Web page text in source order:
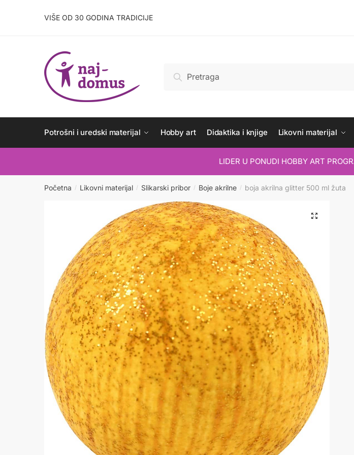
VIŠE OD 30 GODINA TRADICIJE
Pretraži
Potrošni i uredski materijal Hobby art Didaktika i knjige Likovni materijal
LIDER U PONUDI HOBBY ART
Početna / Likovni materijal / Slikarski pribor / Boje akrilne / boja akrilna glitter 500 ml žuta